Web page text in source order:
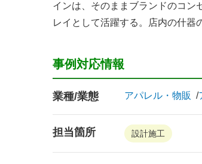
インは、そのままブランドのコン
レイとして活躍する。店内の什器
事例対応情報
業種/業態 アパレル・物販
担当箇所 設計施工